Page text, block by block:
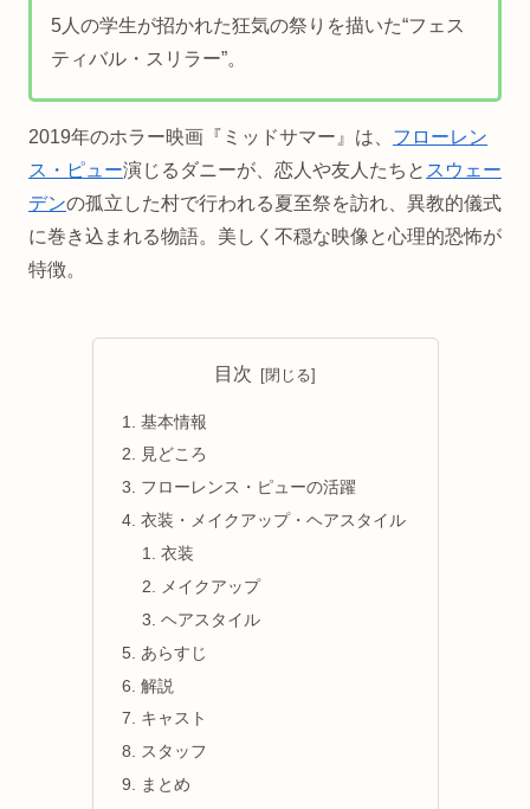
5人の学生が招かれた狂気の祭りを描いた“フェス
ティバル・スリラー”。
2019年のホラー映画『ミッドサマー』は、 フローレン
ス・ピュー演じるダニーが、恋人や友人たちと スウェー
デンの孤立した村で行われる夏至祭を訪れ、異教的儀式
に巻き込まれる物語。美しく不穏な映像と心理的恐怖が
特徴。
目次
基本情報
見どころ
フローレンス・ピューの活躍
衣装・メイクアップ・ヘアスタイル
衣装
メイクアップ
ヘアスタイル
あらすじ
解説
キャスト
スタッフ
まとめ